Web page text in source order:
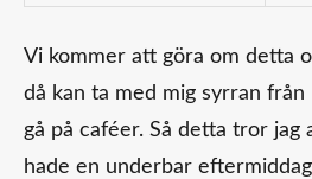
Vi kommer att göra om detta
då kan ta med mig syrran
gå på caféer. Så detta tror jag
hade en underbar